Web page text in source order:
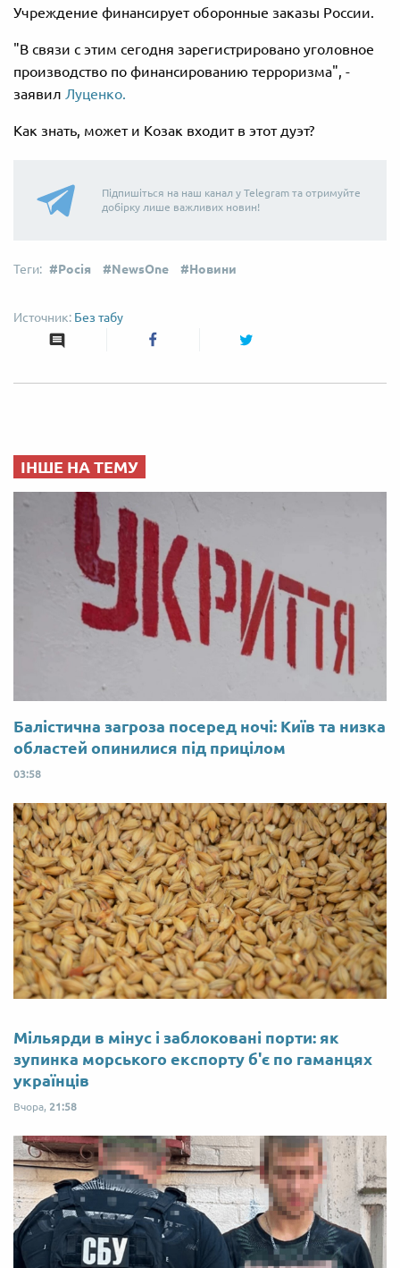
Учреждение финансирует оборонные заказы России.
"В связи с этим сегодня зарегистрировано уголовное
производство по финансированию терроризма", -
заявил Луценко.
Как знать, может и Козак входит в этот дуэт?
Підпишіться на наш канал у Telegram та отримуйте
добірку лише важливих новин!
Росія NewsOne Новини
Без табу
ІНШЕ НА ТЕМУ
Балістична загроза посеред ночі: Київ та низка
областей опинилися під прицілом
03:58
Мільярди в мінус і заблоковані порти: як
зупинка морського експорту б'є по гаманцях
українців
Вчора, 21:58